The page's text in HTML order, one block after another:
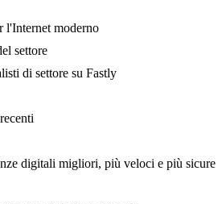
l'Internet moderno
settore
di settore su Fastly
digitali migliori, più veloci e più sicure